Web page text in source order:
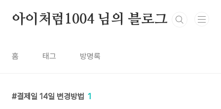
아이처럼1004 님의 블로그
홈 태그 방명록
결제일 14일 변경방법 1